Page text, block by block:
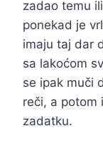
zadao temu
ponekad je
imaju taj dar
sa lakoćom
se ipak muči
reči, a potom
zadatku.